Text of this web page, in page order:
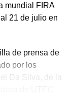
mundial FIRA
21 de julio en
de prensa de
por los
Da Silva, de la